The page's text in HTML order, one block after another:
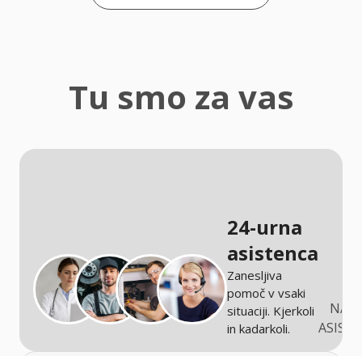
Tu smo za vas
24-urna
asistenca
Zanesljiva
pomoč v vsaki
situaciji. Kjerkoli
in kadarkoli.